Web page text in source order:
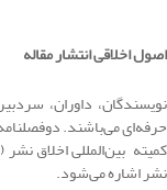
اصول اخلاقی انتشار مقاله
نویسندگان، داوران،
حرفه‌ای می‌باشند.
نشر اشاره می‌شود.